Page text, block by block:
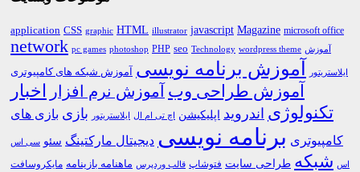
application CSS graphic HTML illustrator javascript Magazine microsoft office
network pc games photoshop PHP seo Technology wordpress theme آموزش
ایلاستریتور آموزش برنامه نویسی آموزش شبکه های کامپیوتری
آموزش طراحی وب آموزش نرم افزار اخبار
تکنولوژی اندروید اپلیکیشن اچ تی ام ال ایلاستریتور بازی بازی های
کامپیوتری برنامه نویسی دیجیتال مارکتینگ سئو سی اس
اس شبکه طراحی سایت فتوشاپ قالب وردپرس ماهنامه بازینامه مایکروسافت